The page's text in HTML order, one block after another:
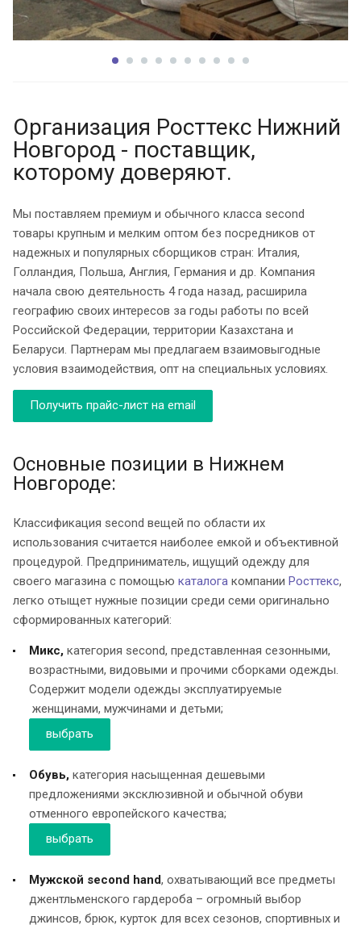
Организация Росттекс Нижний
Новгород - поставщик,
которому доверяют.
Мы поставляем премиум и обычного класса second
товары крупным и мелким оптом без посредников от
надежных и популярных сборщиков стран: Италия,
Голландия, Польша, Англия, Германия и др. Компания
начала свою деятельность 4 года назад, расширила
географию своих интересов за годы работы по всей
Российской Федерации, территории Казахстана и
Беларуси. Партнерам мы предлагаем взаимовыгодные
условия взаимодействия, опт на специальных условиях.
Получить прайс-лист на email
Основные позиции в Нижнем
Новгороде:
Классификация second вещей по области их
использования считается наиболее емкой и объективной
процедурой. Предприниматель, ищущий одежду для
своего магазина с помощью каталога компании Росттекс,
легко отыщет нужные позиции среди семи оригинально
сформированных категорий:
Микс, категория second, представленная сезонными,
возрастными, видовыми и прочими сборками одежды.
Содержит модели одежды эксплуатируемые
женщинами, мужчинами и детьми;
выбрать
Обувь, категория насыщенная дешевыми
предложениями эксклюзивной и обычной обуви
отменного европейского качества;
выбрать
Мужской second hand, охватывающий все предметы
джентльменского гардероба – огромный выбор
джинсов, брюк, курток для всех сезонов, спортивных и